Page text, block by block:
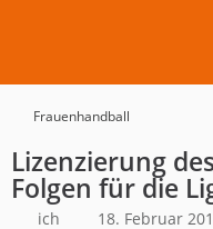
Frauenhandball
Lizenzierung
Folgen für die
ich 18. Februar